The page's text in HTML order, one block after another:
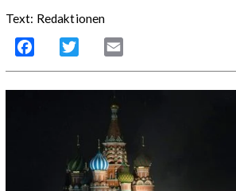
Text: Redaktionen
Facebook Twitter